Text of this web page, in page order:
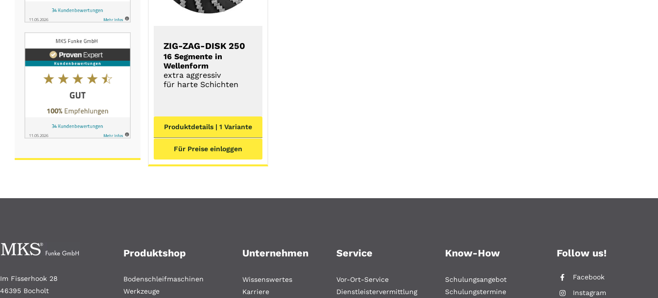
ZIG-ZAG-DISK 250
16 Segmente in
Wellenform
extra aggressiv
für harte Schichten
Produktdetails | 1 Variante
Für Preise einloggen
Im Fisserhook 28
46395 Bocholt
Produktshop
Bodenschleifmaschinen
Werkzeuge
Unternehmen
Wissenswertes
Karriere
Service
Vor-Ort-Service
Dienstleistervermittlung
Know-How
Schulungsangebot
Schulungstermine
Follow us!
Facebook
Instagram